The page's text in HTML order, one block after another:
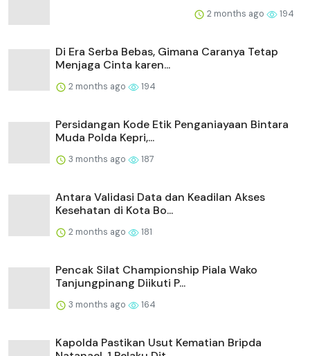
2 months ago 194
Di Era Serba Bebas, Gimana Caranya Tetap
Menjaga Cinta karen...
2 months ago 194
Persidangan Kode Etik Penganiayaan Bintara
Muda Polda Kepri,...
3 months ago 187
Antara Validasi Data dan Keadilan Akses
Kesehatan di Kota Bo...
2 months ago 181
Pencak Silat Championship Piala Wako
Tanjungpinang Diikuti P...
3 months ago 164
Kapolda Pastikan Usut Kematian Bripda